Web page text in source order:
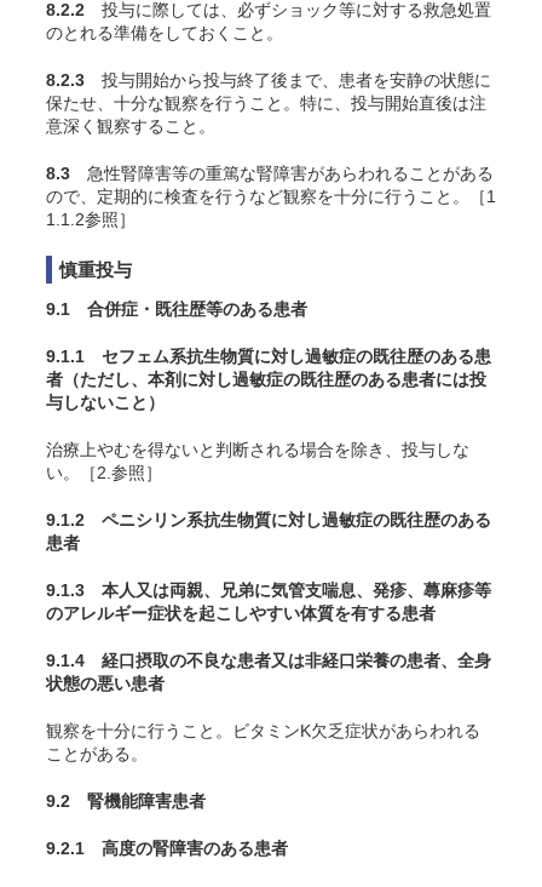
8.2.2 投与に際しては、必ずショック等に対する救急処置
のとれる準備をしておくこと。
8.2.3 投与開始から投与終了後まで、患者を安静の状態に
保たせ、十分な観察を行うこと。特に、投与開始直後は注
意深く観察すること。
8.3 急性腎障害等の重篤な腎障害があらわれることがある
ので、定期的に検査を行うなど観察を十分に行うこと。［1
1.1.2参照］
慎重投与
9.1 合併症・既往歴等のある患者
9.1.1 セフェム系抗生物質に対し過敏症の既往歴のある患
者（ただし、本剤に対し過敏症の既往歴のある患者には投
与しないこと）
治療上やむを得ないと判断される場合を除き、投与しな
い。［2.参照］
9.1.2 ペニシリン系抗生物質に対し過敏症の既往歴のある
患者
9.1.3 本人又は両親、兄弟に気管支喘息、発疹、蕁麻疹等
のアレルギー症状を起こしやすい体質を有する患者
9.1.4 経口摂取の不良な患者又は非経口栄養の患者、全身
状態の悪い患者
観察を十分に行うこと。ビタミンK欠乏症状があらわれる
ことがある。
9.2 腎機能障害患者
9.2.1 高度の腎障害のある患者